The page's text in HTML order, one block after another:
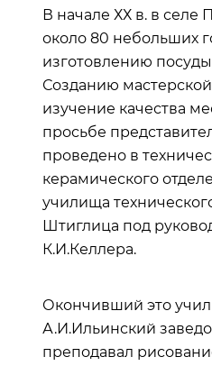
В начале ХХ в. в селе
около 80 небольших
изготовлению
Созданию
изучение качества
просьбе
проведено в
керамического
училища
Штиглица под
К.И.Келлера.
Окончивший это
А.И.Ильинский
преподавал